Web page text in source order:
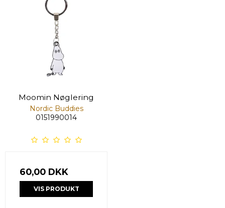
Moomin Nøglering
Nordic Buddies
0151990014
60,00 DKK
VIS PRODUKT